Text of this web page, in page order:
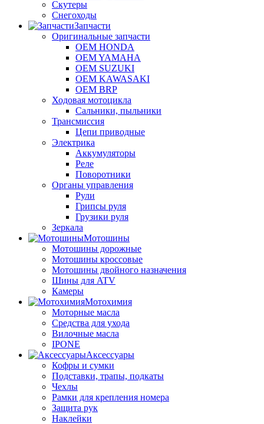
Скутеры
Снегоходы
Запчасти
Оригинальные запчасти
OEM HONDA
OEM YAMAHA
OEM SUZUKI
OEM KAWASAKI
OEM BRP
Ходовая мотоцикла
Сальники, пыльники
Трансмиссия
Цепи приводные
Электрика
Аккумуляторы
Реле
Поворотники
Органы управления
Рули
Грипсы руля
Грузики руля
Зеркала
Мотошины
Мотошины дорожные
Мотошины кроссовые
Мотошины двойного назначения
Шины для ATV
Камеры
Мотохимия
Моторные масла
Средства для ухода
Вилочные масла
IPONE
Аксессуары
Кофры и сумки
Подставки, трапы, подкаты
Чехлы
Рамки для крепления номера
Защита рук
Наклейки